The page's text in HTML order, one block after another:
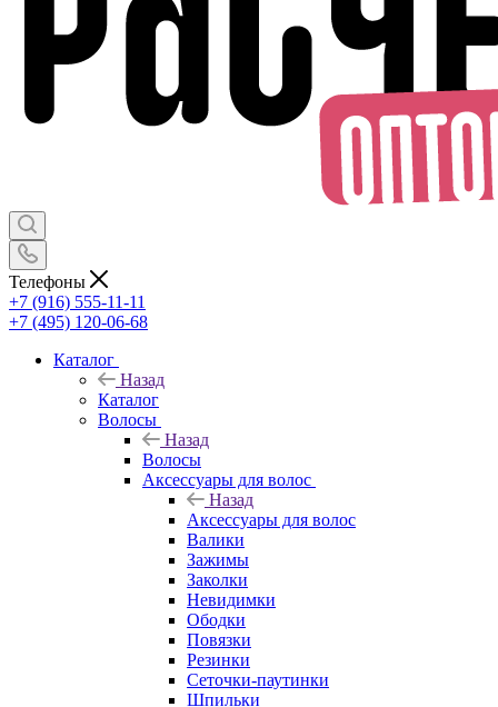
Телефоны
+7 (916) 555-11-11
+7 (495) 120-06-68
Каталог
Назад
Каталог
Волосы
Назад
Волосы
Аксессуары для волос
Назад
Аксессуары для волос
Валики
Зажимы
Заколки
Невидимки
Ободки
Повязки
Резинки
Сеточки-паутинки
Шпильки